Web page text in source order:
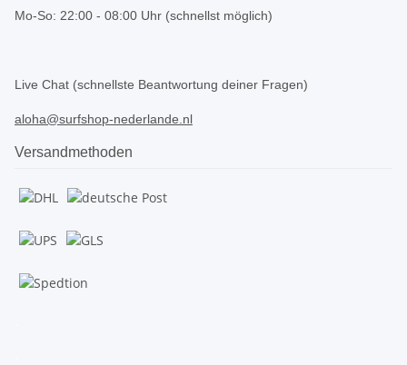
Mo-So: 22:00 - 08:00 Uhr (schnellst möglich)
Live Chat (schnellste Beantwortung deiner Fragen)
aloha@surfshop-nederlande.nl
Versandmethoden